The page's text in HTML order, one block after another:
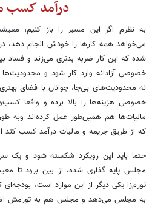
درآمد کسب
به نظرم اگر این مسیر را باز کنیم،
می‌خواهد همه کارها را خودش انجام دهد،
شده که این کار ضربه بدتری می‌زند و فساد
خصوصی آزادانه وارد کار شود و
نه محدودیت‌های بی‌جا، جوانان با فضای
خصوصی هزینه‌ها را بالا برده و واقعا
مالیات‌ها هم همین‌طور عمل کرده‌اند وبه
که از طریق جریمه و مالیات درآمد کسب کند
حتما باید این رویکرد شکسته شود و یک
مجلس پایه گذاری شده، از بین برود تا
تورم‌زا یکی دیگر از این موارد است،
به مجلس می‌دهد و مجلس هم به تورمش